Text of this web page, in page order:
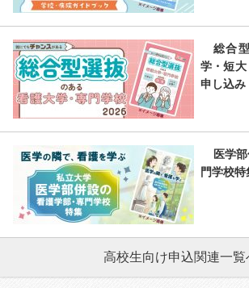
総合
学・短
申し込み
医学
門学校
高校生向け申込関連一覧